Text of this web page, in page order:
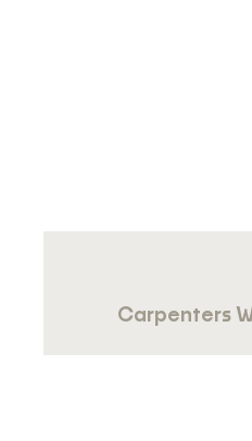
Carpenters